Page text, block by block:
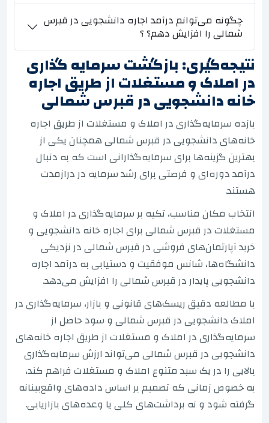
چگونه می‌توانم درآمد اجاره دانشجویی در قبرس
شمالی را افزایش دهم؟ ؟
نتیجه‌گیری: بازگشت سرمایه گذاری
در املاک و مستغلات از طریق اجاره
خانه دانشجویی در قبرس شمالی
بازده سرمایه‌گذاری در املاک و مستغلات از طریق اجاره
خانه‌های دانشجویی در قبرس شمالی همچنان یکی از
بهترین گزینه‌ها برای سرمایه‌گذارانی است که به دنبال
درآمد دوره‌ای و فرصتی برای رشد سرمایه در درازمدت
هستند.
انتخاب مکان مناسب، تکیه بر سرمایه‌گذاری در املاک و
مستغلات در قبرس شمالی برای اجاره خانه دانشجویی و
خرید آپارتمان‌های فروشی در قبرس شمالی در نزدیکی
دانشگاه‌ها، شانس موفقیت و دستیابی به درآمد اجاره
دانشجویی پایدار در قبرس شمالی را افزایش می‌دهد.
با مطالعه دقیق ریسک‌های قانونی و بازار، سرمایه‌گذاری در
املاک دانشجویی در قبرس شمالی و سود حاصل از
سرمایه‌گذاری در املاک و مستغلات از طریق اجاره خانه‌های
دانشجویی در قبرس شمالی می‌تواند ارزش سرمایه‌گذاری
بالایی را در یک سبد متنوع املاک و مستغلات فراهم کند،
به خصوص زمانی که تصمیم بر اساس داده‌های واقع‌بینانه
گرفته شود و نه برداشت‌های کلی یا وعده‌های بازاریابی.